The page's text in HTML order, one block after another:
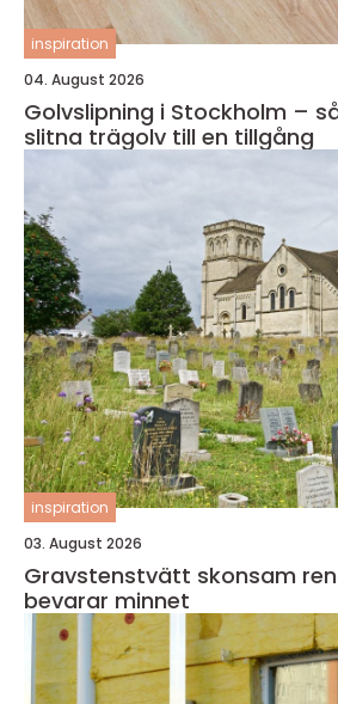
inspiration
04. August 2026
Golvslipning i Stockholm –
slitna trägolv till en tillgång
inspiration
03. August 2026
Gravstenstvätt skonsam rengöring som
bevarar minnet